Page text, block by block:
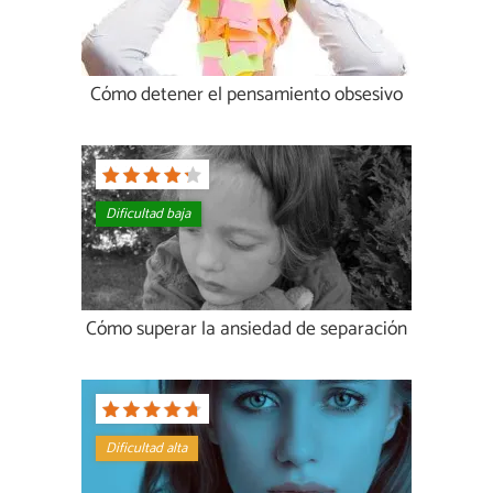
Cómo detener el pensamiento obsesivo
Dificultad baja
Cómo superar la ansiedad de separación
Dificultad alta